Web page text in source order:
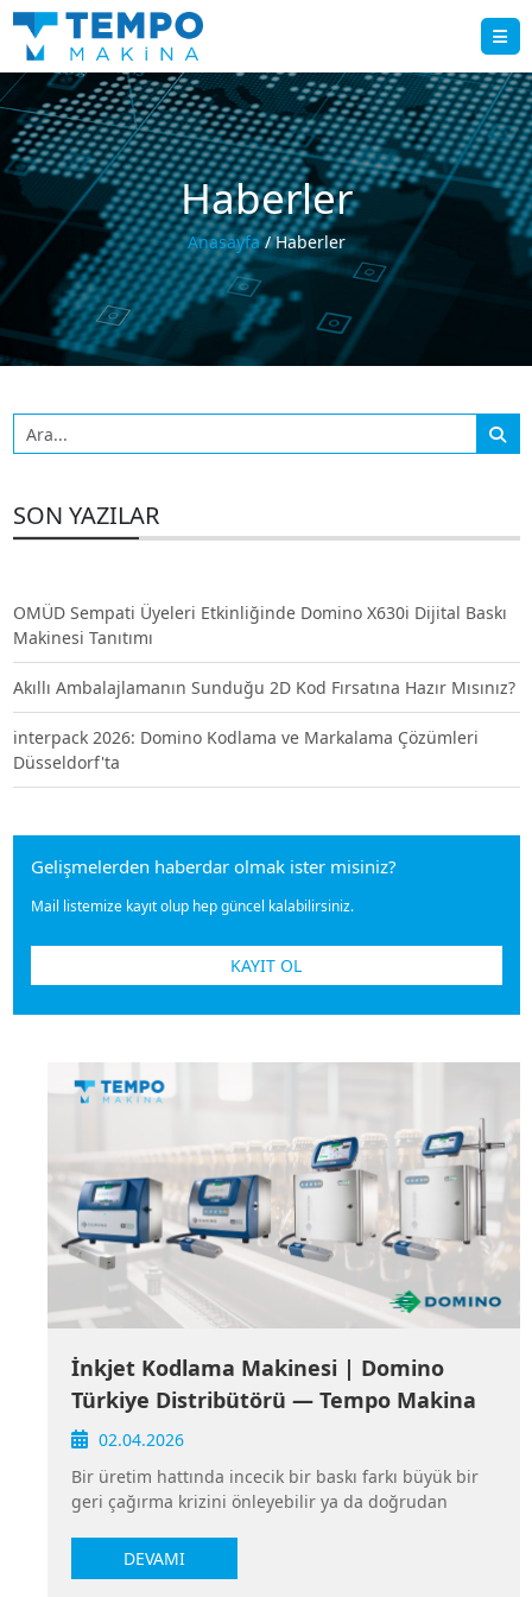
Haberler
Anasayfa/ Haberler
SON YAZILAR
OMÜD Sempati Üyeleri Etkinliğinde Domino X630i Dijital Baskı
Makinesi Tanıtımı
Akıllı Ambalajlamanın Sunduğu 2D Kod Fırsatına Hazır Mısınız?
interpack 2026: Domino Kodlama ve Markalama Çözümleri
Düsseldorf'ta
Gelişmelerden haberdar olmak ister misiniz?
Mail listemize kayıt olup hep güncel kalabilirsiniz.
KAYIT OL
İnkjet Kodlama Makinesi | Domino
Türkiye Distribütörü — Tempo Makina
02.04.2026
Bir üretim hattında incecik bir baskı farkı büyük bir
geri çağırma krizini önleyebilir ya da doğrudan
makinesi, bu kritik noktada devreye giren,
göründüğünden çok daha stratejik bir ekipman
DEVAMI